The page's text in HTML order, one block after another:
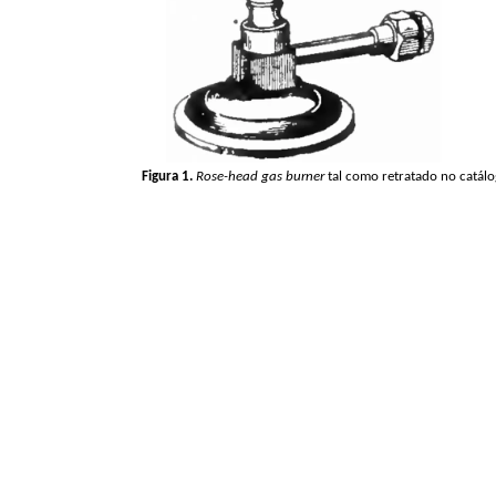
Figura 1. Rose-head gas burnertal como retratado no